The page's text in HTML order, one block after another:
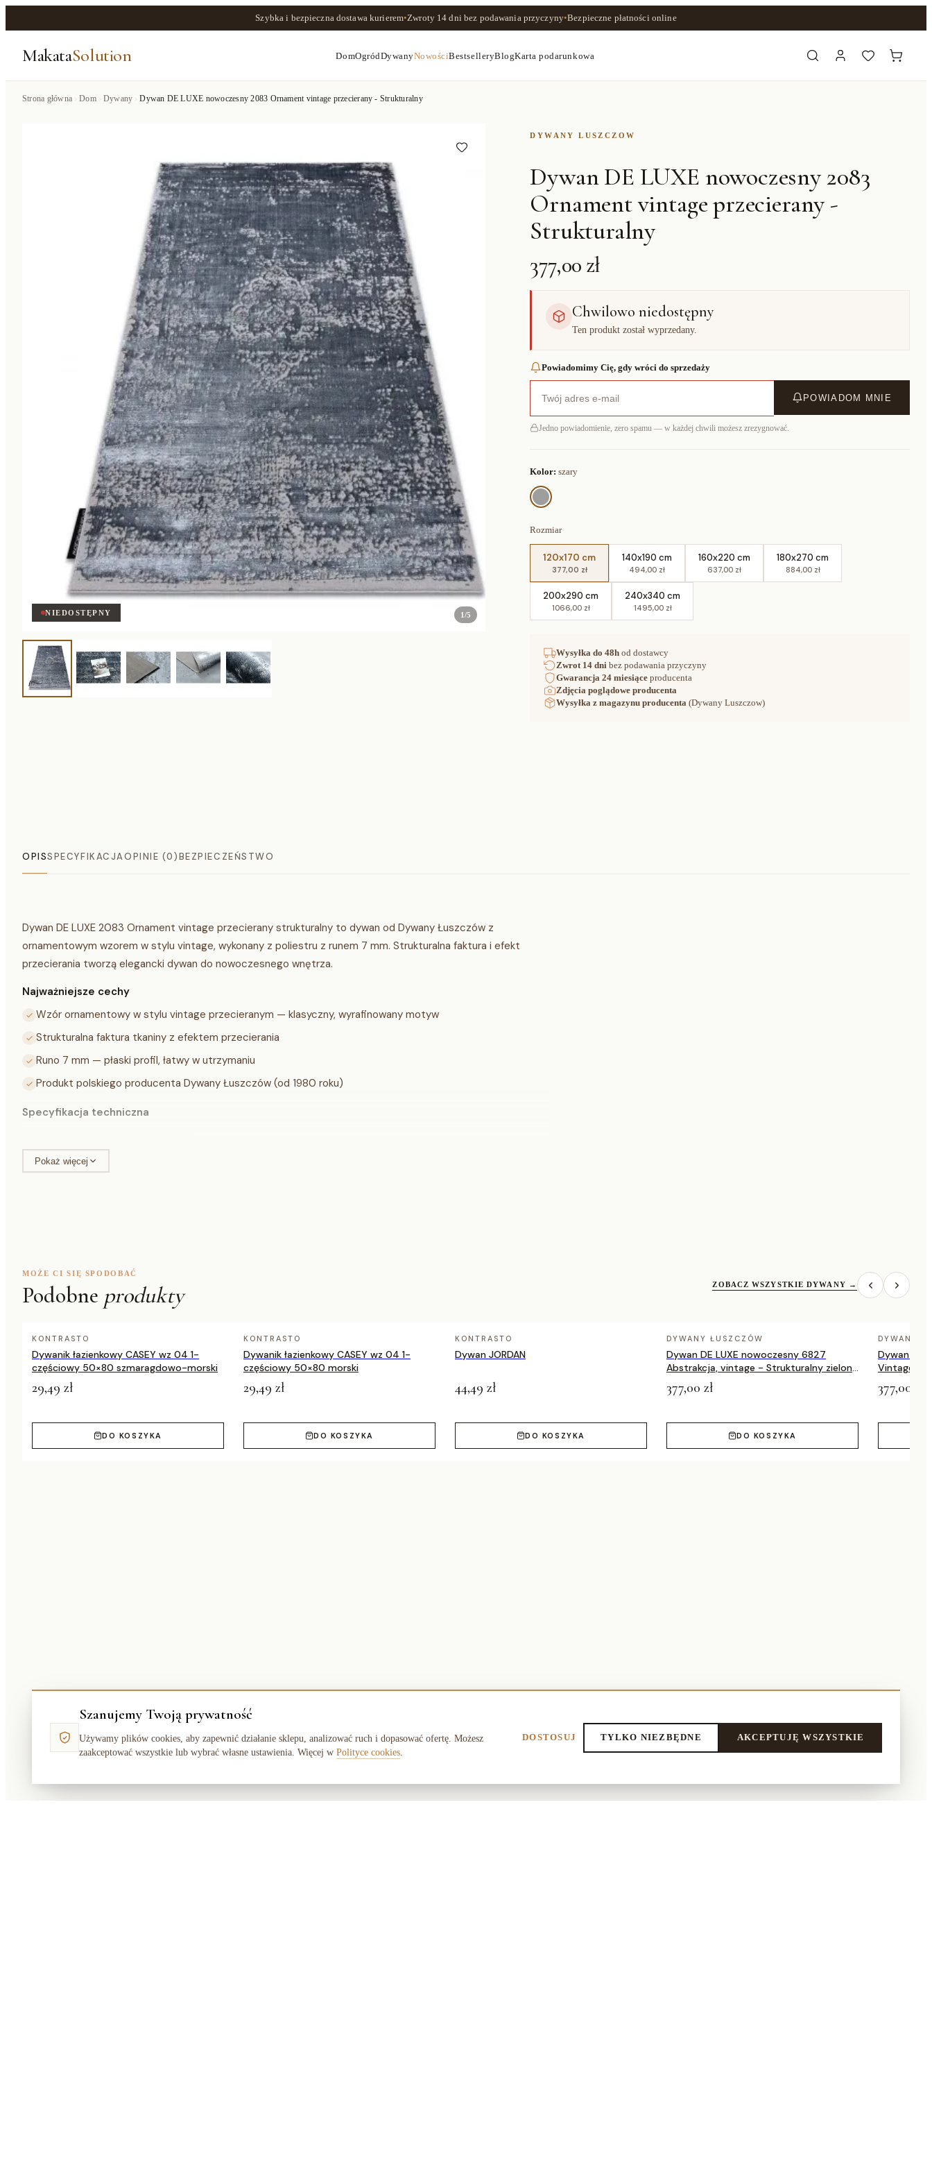
Szybka i bezpieczna dostawa kurierem•Zwroty 14 dnibez podawania przyczyny•Bezpieczne płatności online
MakataSolution DomOgródDywanyNowościBestselleryBlogKarta podarunkowa
Strona główna Dom Dywany Dywan DE LUXE nowoczesny 2083 Ornament vintage przecierany - Strukturalny
NIEDOSTĘPNY 1/5
DYWANY LUSZCZOW
Dywan DE LUXE nowoczesny 2083
Ornament vintage przecierany -
Strukturalny
377,00 zł
Chwilowo niedostępny
Ten produkt został wyprzedany.
Powiadomimy Cię, gdy wróci do sprzedaży
POWIADOM MNIE
Jedno powiadomienie, zero spamu — w każdej chwili możesz zrezygnować.
Kolor: szary
Rozmiar
120x170 cm
377,00 zł
140x190 cm
494,00 zł
160x220 cm
637,00 zł
180x270 cm
884,00 zł
200x290 cm
1066,00 zł
240x340 cm
1495,00 zł
Wysyłkado 48h od dostawcy
Zwrot 14 dni bez podawania przyczyny
Gwarancja24 miesiące producenta
Zdjęcia poglądowe producenta
Wysyłka z magazynu producenta (Dywany Luszczow)
OPISSPECYFIKACJAOPINIE (0)BEZPIECZEŃSTWO
Dywan DE LUXE 2083 Ornament vintage przecierany strukturalny to dywan od Dywany Łuszczów z
ornamentowym wzorem w stylu vintage, wykonany z poliestru z runem 7 mm. Strukturalna faktura i efekt
przecierania tworzą elegancki dywan do nowoczesnego wnętrza.
Najważniejsze cechy
Wzór ornamentowy w stylu vintage przecieranym — klasyczny, wyrafinowany motyw
Strukturalna faktura tkaniny z efektem przecierania
Runo 7 mm — płaski profil, łatwy w utrzymaniu
Produkt polskiego producenta Dywany Łuszczów (od 1980 roku)
Specyfikacja techniczna
Materiał
Wysokość runa
Pokaż więcej
MOŻE CI SIĘ SPODOBAĆ
Podobne produkty ZOBACZ WSZYSTKIE DYWANY →
KONTRASTO
Dywanik łazienkowy CASEY wz 04 1-
częściowy 50×80 szmaragdowo-morski
29,49 zł
DO KOSZYKA
KONTRASTO
Dywanik łazienkowy CASEY wz 04 1-
częściowy 50×80 morski
29,49 zł
DO KOSZYKA
KONTRASTO
Dywan JORDAN
44,49 zł
DO KOSZYKA
DYWANY ŁUSZCZÓW
Dywan DE LUXE nowoczesny 6827
Abstrakcja, vintage - Strukturalny zielony
377,00 zł
DO KOSZYKA
DYWANY
Dywan DE
Vintage
377,00 zł
Szanujemy Twoją prywatność
Używamy plików cookies, aby zapewnić działanie sklepu, analizować ruch i dopasować ofertę. Możesz
zaakceptować wszystkie lub wybrać własne ustawienia. Więcej w Polityce cookies
DOSTOSUJ TYLKO NIEZBĘDNE AKCEPTUJĘ WSZYSTKIE